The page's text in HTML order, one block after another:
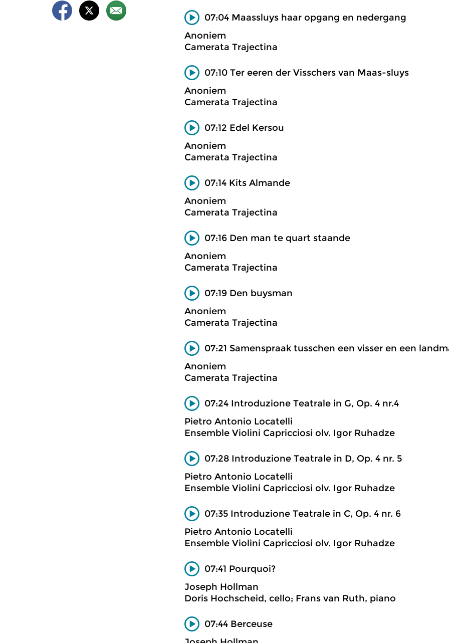
07:04 Maassluys haar opgang en nedergang
Anoniem
Camerata Trajectina
07:10 Ter eeren der Visschers van Maas-sluys
Anoniem
Camerata Trajectina
07:12 Edel Kersou
Anoniem
Camerata Trajectina
07:14 Kits Almande
Anoniem
Camerata Trajectina
07:16 Den man te quart staande
Anoniem
Camerata Trajectina
07:19 Den buysman
Anoniem
Camerata Trajectina
07:21 Samenspraak tusschen een visser en een
Anoniem
Camerata Trajectina
07:24 Introduzione Teatrale in G, Op. 4 nr.4
Pietro Antonio Locatelli
Ensemble Violini Capricciosi olv. Igor Ruhadze
07:28 Introduzione Teatrale in D, Op. 4 nr. 5
Pietro Antonio Locatelli
Ensemble Violini Capricciosi olv. Igor Ruhadze
07:35 Introduzione Teatrale in C, Op. 4 nr. 6
Pietro Antonio Locatelli
Ensemble Violini Capricciosi olv. Igor Ruhadze
07:41 Pourquoi?
Joseph Hollman
Doris Hochscheid, cello; Frans van Ruth, piano
07:44 Berceuse